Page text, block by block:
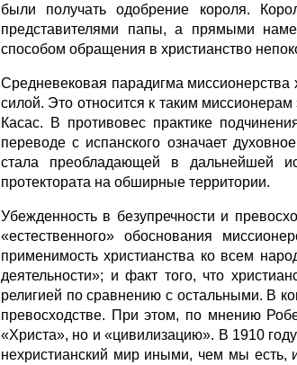
были получать одобрение короля.
представителями папы, а прямыми
способом обращения в христианство
Средневековая парадигма миссионерства
силой. Это относится к таким
Касас. В противовес практике
переводе с испанского означает
стала преобладающей в дальнейшей
протектората на обширные территории.
Убежденность в безупречности и
«естественного» обоснования
применимость христианства ко всем
деятельности»; и факт того, что
религией по сравнению с остальными. В
превосходстве. При этом, по мнению
«Христа», но и «цивилизацию». В 1910
нехристианский мир иными, чем мы